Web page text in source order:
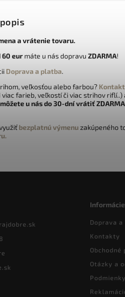
a vrátenie tovaru.
60 eur máte u nás dopravu ZDARMA!
Doprava a platba.
veľkosťou alebo farbou?
farieb, veľkostí či viac strihov riflí..)
u nás do 30-dní vrátiťZDARMA
bezplatnú výmenuzakúpeného
Doprava
Kontakty
Obchodné
Otázky a